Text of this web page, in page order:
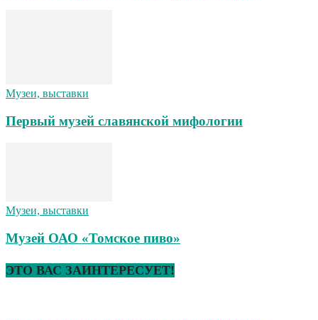
Музеи, выставки
Первый музей славянской мифологии
Музеи, выставки
Музей ОАО «Томское пиво»
ЭТО ВАС ЗАИНТЕРЕСУЕТ!